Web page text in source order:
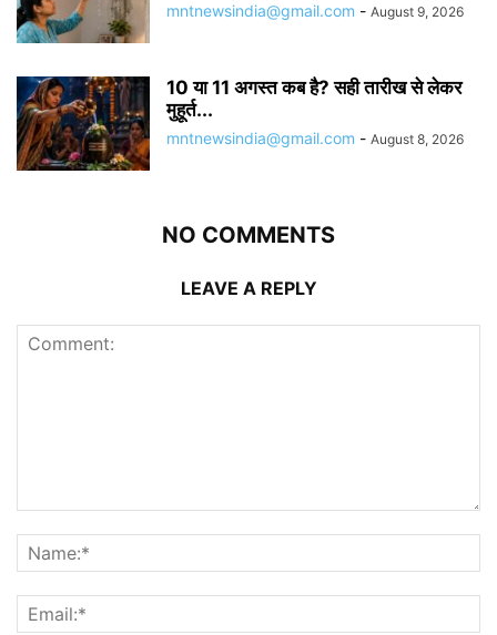
mntnewsindia@gmail.com - August 9, 2026
10 या 11 अगस्त कब है? सही तारीख से लेकर
मुहूर्त...
mntnewsindia@gmail.com - August 8, 2026
NO COMMENTS
LEAVE A REPLY